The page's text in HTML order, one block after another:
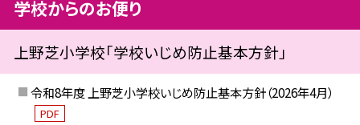
学校からのお便り
上野芝小学校「学校いじめ防止基本方針」
令和8年度 上野芝小学校いじめ防止基本方針（2026年4月）
PDF